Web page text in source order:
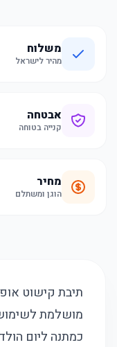
משלוח
מהיר לישראל
אבטחה
קנייה בטוחה
מחיר
הוגן ומשתלם
תיבת קישוט
מושלמת
כמתנה ליום